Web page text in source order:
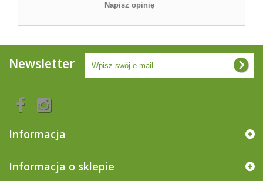
Napisz opinię
Newsletter
Informacja
Informacja o sklepie